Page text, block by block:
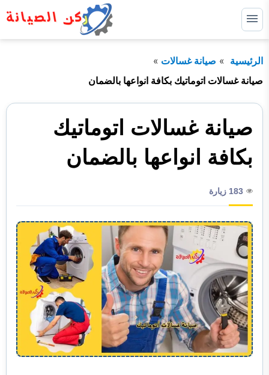
التجاوز
إلى القائمة
عن:
خدماتنا
القائمة
من نحن
الرئيسية
صيانة غسالات
صيانة غسالات اتوماتيك بكافة انواعها بالضمان
صيانة غسالات اتوماتيك
بكافة انواعها بالضمان
183 زيارة